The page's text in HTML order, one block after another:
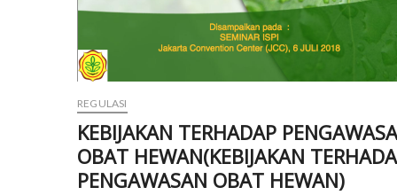
REGULASI
KEBIJAKAN TERHADAP
OBAT HEWAN(KEBIJAKAN
PENGAWASAN OBAT HEWAN)